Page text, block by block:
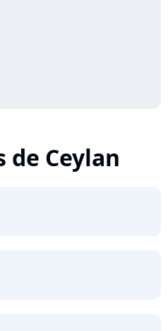
de Ceylan